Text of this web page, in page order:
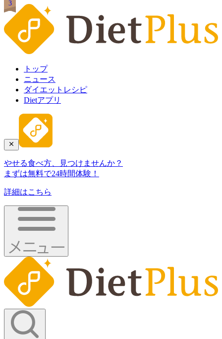
トップ
ニュース
ダイエットレシピ
Dietアプリ
やせる食べ方、見つけませんか？
まずは無料で24時間体験！
詳細はこちら
1
2
3